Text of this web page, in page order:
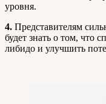
уровня.
4. Представителям
будет знать о том, что
либидо и улучшить